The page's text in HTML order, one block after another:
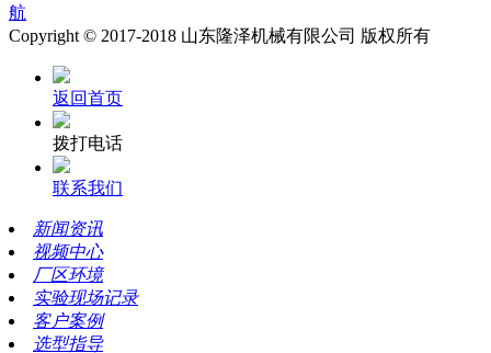
航
Copyright © 2017-2018 山东隆泽机械有限公司 版权所有
返回首页
拨打电话
联系我们
新闻资讯
视频中心
厂区环境
实验现场记录
客户案例
选型指导